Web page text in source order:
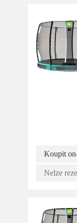
Koupit
Nelze